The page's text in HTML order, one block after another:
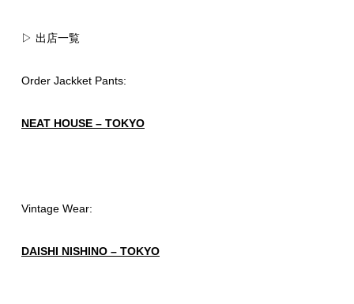
▷ 出店一覧
Order Jackket Pants:
NEAT HOUSE – TOKYO
Vintage Wear:
DAISHI NISHINO – TOKYO